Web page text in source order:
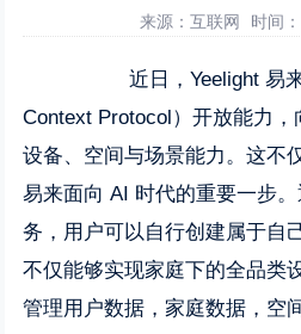
来源：互联网 时间
近日，Yeelight 易来
Context Protocol）开放能力
设备、空间与场景能力。这不
易来面向 AI 时代的重要一步
务，用户可以自行创建属于自
不仅能够实现家庭下的全品类
管理用户数据，家庭数据，空